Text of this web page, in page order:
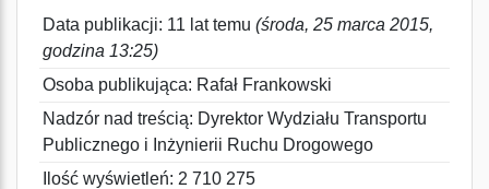
Data publikacji: 11 lat temu (środa, 25 marca 2015,
godzina 13:25)
Osoba publikująca: Rafał Frankowski
Nadzór nad treścią: Dyrektor Wydziału Transportu
Publicznego i Inżynierii Ruchu Drogowego
Ilość wyświetleń: 2 710 275